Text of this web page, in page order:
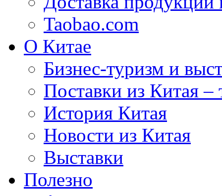
Taobao.com
О Китае
Бизнес-туризм и
Поставки из Китая
История Китая
Новости из Китая
Выставки
Полезно